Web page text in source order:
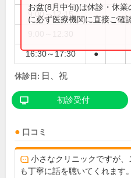
9:00～12:15
16:30～17:30 ●
お盆(8月中旬)は休診・休
に必ず医療機関に直接ご確
休診日: 日、祝
初診受付
口コミ
小さなクリニックですが
も丁寧に話を聴いてくれます